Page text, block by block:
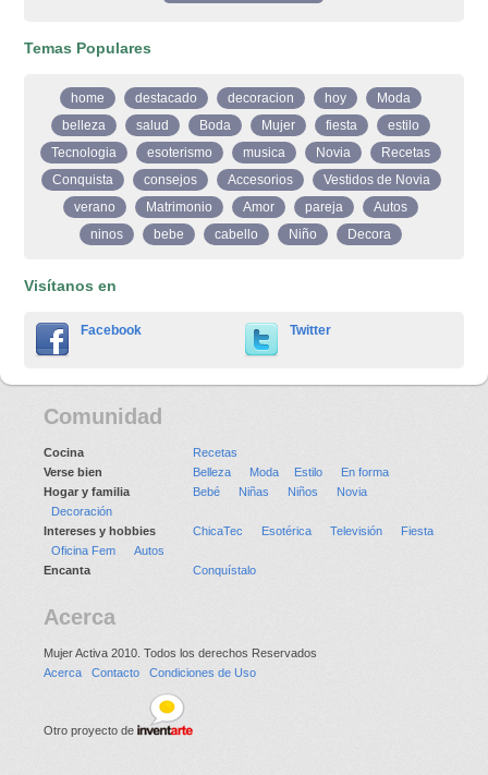
Temas Populares
home destacado decoracion hoy
Moda
belleza
salud Boda Mujer fiesta
estilo
Tecnologia
esoterismo musica Novia
Recetas
Conquista
consejos Accesorios
Vestidos de Novia
verano
Matrimonio Amor pareja
Autos
ninos
bebe cabello Niño Decora
Visítanos en
Facebook Twitter
Comunidad
Cocina
Recetas
Verse bien
Belleza Moda Estilo
En forma
Hogar y familia
Bebé Niñas Niños
Novia
Decoración
Intereses y hobbies
ChicaTec Esotérica Televisión
Fiesta
Oficina Fem
Autos
Encanta
Conquístalo
Acerca
Mujer Activa 2010. Todos los derechos Reservados
Acerca
Contacto Condiciones de Uso
Otro proyecto de